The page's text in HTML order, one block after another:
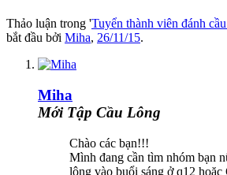
Thảo luận trong 'Tuyển thành viên đánh
bắt đầu bởi Miha, 26/11/15.
Miha
Mới Tập Cầu Lông
Chào các bạn!!!
Mình đang cần tìm nhóm bạn
lông vào buổi sáng ở q12